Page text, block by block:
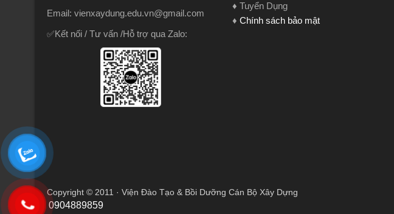
0904889859
Email: vienxaydung.edu.vn@gmail.com
✅Kết nối / Tư vấn /Hỗ trợ qua Zalo:
♦ Tuyển Dụng
♦ Chính sách bảo mật
Copyright © 2011 · Viện Đào Tạo & Bồi Dưỡng Cán Bộ Xây Dựng